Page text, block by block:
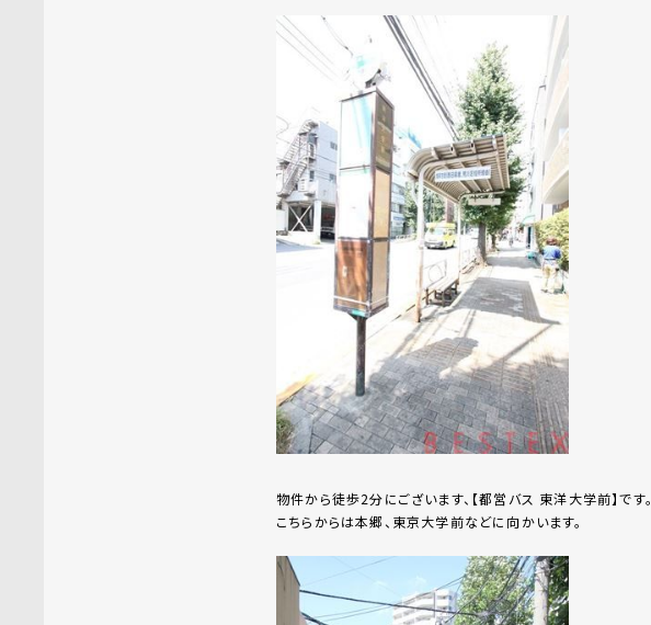
物件から徒歩2分にございます、【都営バス 東洋大学前】です。
こちらからは本郷、東京大学前などに向かいます。